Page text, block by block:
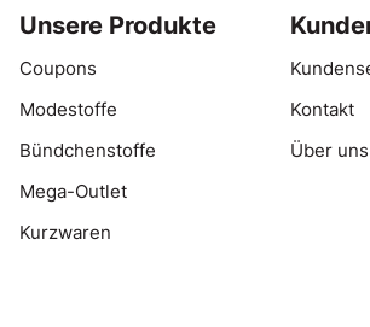
Unsere Produkte
Coupons
Modestoffe
Bündchenstoffe
Mega-Outlet
Kurzwaren
Kontakt
Über uns